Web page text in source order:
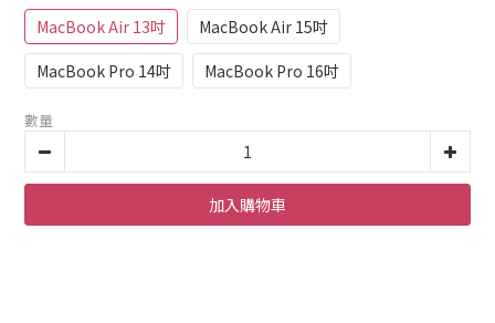
MacBook Air 13吋
MacBook Air 15吋
MacBook Pro 14吋
MacBook Pro 16吋
數量
加入購物車